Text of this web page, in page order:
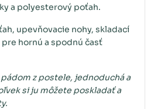
a polyesterový poťah.
upevňovacie nohy, skladací
hornú a spodnú časť
z postele, jednoduchá a
si ju môžete poskladať a